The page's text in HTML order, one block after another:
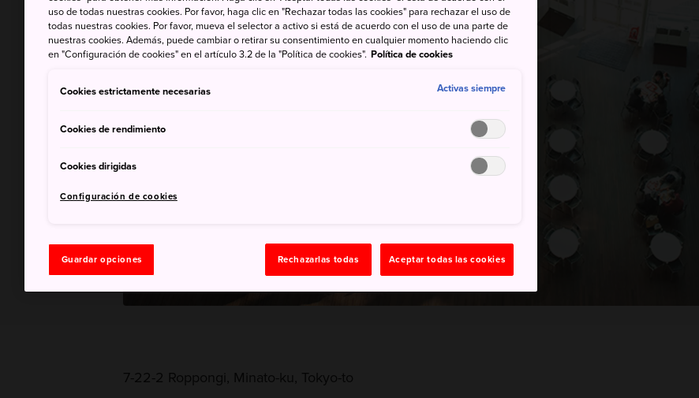
7-22-2 Roppongi, Minato-ku, Tokyo-to
uso de todas nuestras cookies. Por favor, haga clic en "Rechazar todas las cookies" para rechazar el uso de
todas nuestras cookies. Por favor, mueva el selector a activo si está de acuerdo con el uso de una parte de
nuestras cookies. Además, puede cambiar o retirar su consentimiento en cualquier momento haciendo clic
en "Configuración de cookies" en el artículo 3.2 de la "Política de cookies". Política de cookies
Cookies estrictamente necesarias Activas siempre
Cookies de rendimiento
Cookies dirigidas
Configuración de cookies
Guardar opciones Rechazarlas todas Aceptar todas las cookies